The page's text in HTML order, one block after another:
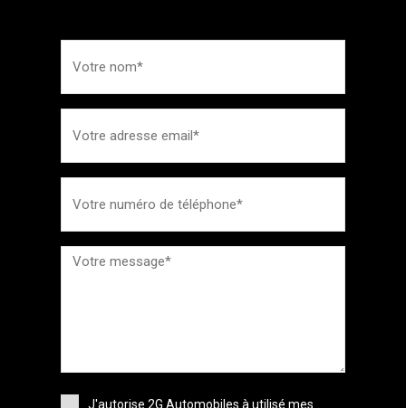
J'autorise 2G Automobiles à utilisé mes